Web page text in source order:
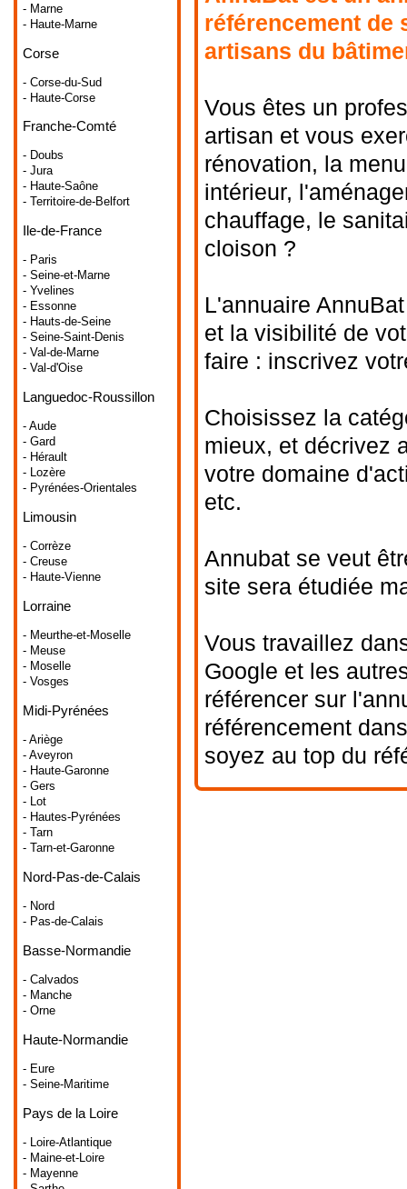
- Marne
- Haute-Marne
Corse
- Corse-du-Sud
- Haute-Corse
Franche-Comté
- Doubs
- Jura
- Haute-Saône
- Territoire-de-Belfort
Ile-de-France
- Paris
- Seine-et-Marne
- Yvelines
- Essonne
- Hauts-de-Seine
- Seine-Saint-Denis
- Val-de-Marne
- Val-d'Oise
Languedoc-Roussillon
- Aude
- Gard
- Hérault
- Lozère
- Pyrénées-Orientales
Limousin
- Corrèze
- Creuse
- Haute-Vienne
Lorraine
- Meurthe-et-Moselle
- Meuse
- Moselle
- Vosges
Midi-Pyrénées
- Ariège
- Aveyron
- Haute-Garonne
- Gers
- Lot
- Hautes-Pyrénées
- Tarn
- Tarn-et-Garonne
Nord-Pas-de-Calais
- Nord
- Pas-de-Calais
Basse-Normandie
- Calvados
- Manche
- Orne
Haute-Normandie
- Eure
- Seine-Maritime
Pays de la Loire
- Loire-Atlantique
- Maine-et-Loire
- Mayenne
référencement de
artisans du
Vous êtes un
artisan et vous
rénovation, la
intérieur,
chauffage, le
cloison ?
L'annuaire
et la visibilité de
faire : inscrivez
Choisissez la
mieux, et décrivez
votre domaine
etc.
Annubat se veut
site sera étudiée
Vous travaillez
Google et les
référencer sur
référencement
soyez au top du